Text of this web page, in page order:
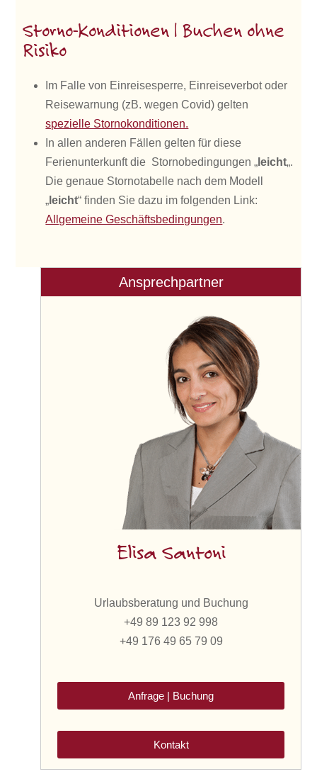
Storno-Konditionen | Buchen ohne
Risiko
Im Falle von Einreisesperre, Einreiseverbot oder
Reisewarnung (zB. wegen Covid) gelten
spezielle Stornokonditionen.
In allen anderen Fällen gelten für diese
Ferienunterkunft die Stornobedingungen „ leicht„.
Die genaue Stornotabelle nach dem Modell
„ leicht“ finden Sie dazu im folgenden Link:
Allgemeine Geschäftsbedingungen.
Ansprechpartner
Elisa Santoni
Urlaubsberatung und Buchung
+49 89 123 92 998
+49 176 49 65 79 09
Anfrage | Buchung
Kontakt